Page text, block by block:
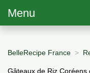
Menu
BelleRecipe France
Gâteaux de Riz Coréens